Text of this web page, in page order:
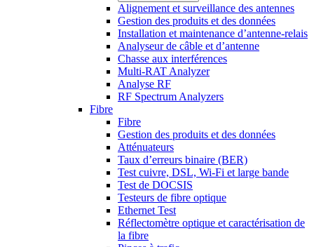
Alignement et surveillance des antennes
Gestion des produits et des données
Installation et maintenance d’antenne-relais
Analyseur de câble et d’antenne
Chasse aux interférences
Multi-RAT Analyzer
Analyse RF
RF Spectrum Analyzers
Fibre
Fibre
Gestion des produits et des données
Atténuateurs
Taux d’erreurs binaire (BER)
Test cuivre, DSL, Wi-Fi et large bande
Test de DOCSIS
Testeurs de fibre optique
Ethernet Test
Réflectomètre optique et caractérisation de
la fibre